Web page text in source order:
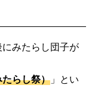
みたらし団子が
らし祭） 」とい